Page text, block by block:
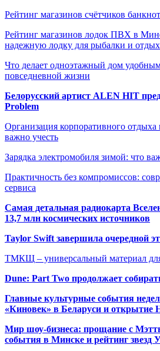
Рейтинг магазинов счётчиков банкнот
Рейтинг магазинов лодок ПВХ в
надежную лодку для рыбалки и
Что делает одноэтажный дом
повседневной жизни
Белорусский артист ALEN HIT
Problem
Организация корпоративного
важно учесть
Зарядка электромобиля зимой: что
Практичность без компромиссов:
сервиса
Самая детальная радиокарта
13,7 млн космических источников
Taylor Swift завершила очередной
ТМКЩ – универсальный материал
Dune: Part Two продолжает
Главные культурные события
«Киновек» в Беларуси и
Мир шоу-бизнеса: прощание с
события в Минске и рейтинг звезд